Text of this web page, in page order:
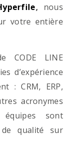
, nous
votre entière
CODE LINE
d’expérience
: CRM, ERP,
acronymes
sont
qualité sur